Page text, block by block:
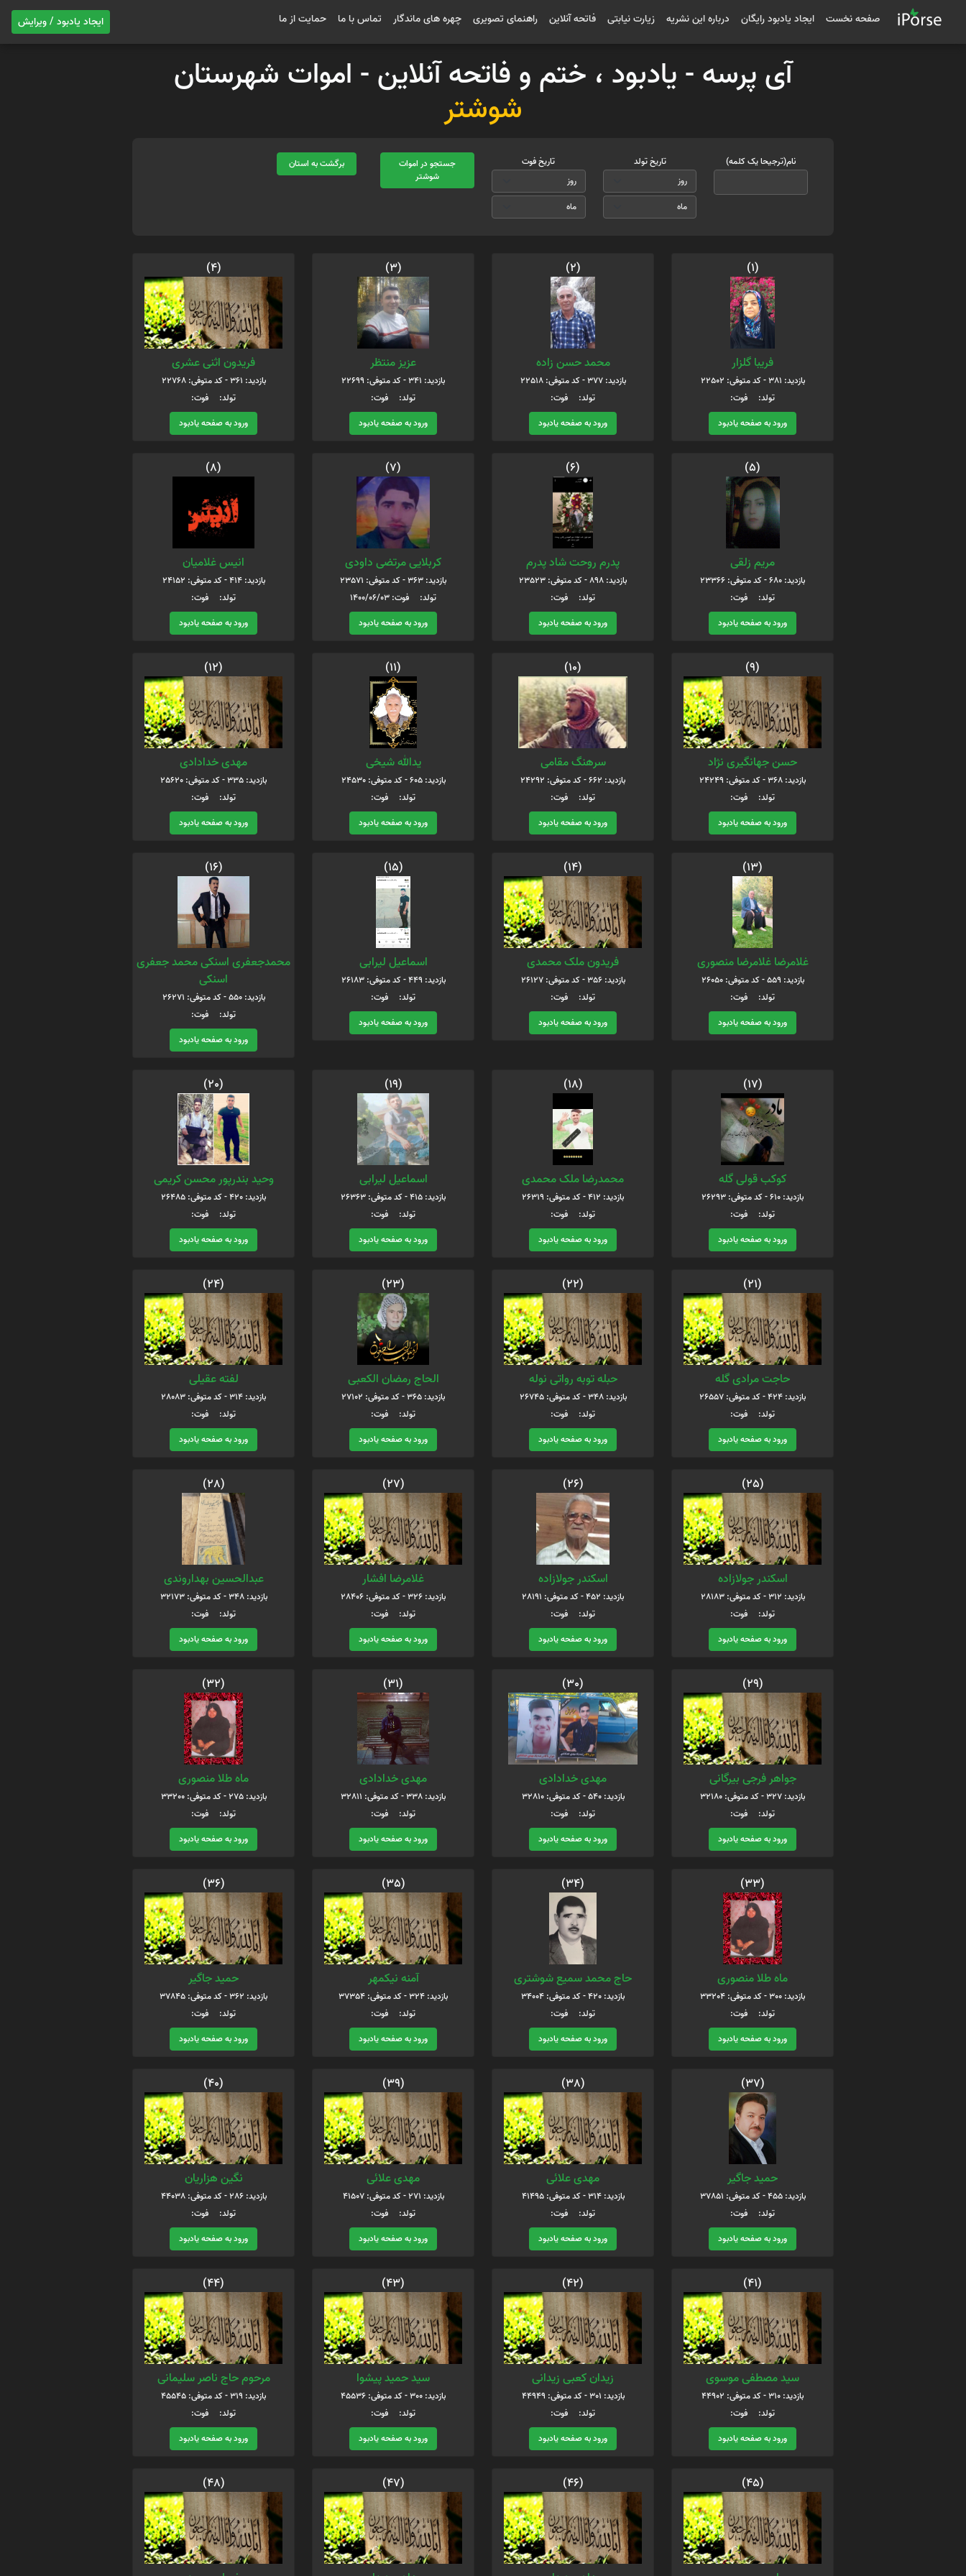
ایجاد یادبود / ویرایش صفحه نخست ایجاد یادبود رایگان درباره این نشریه زیارت نیابتی فاتحه آنلاین راهنمای تصویری چهره های ماندگار تماس با ما حمایت از ما
آی پرسه - یادبود ، ختم و فاتحه آنلاین - اموات شهرستان
شوشتر
نام(ترجیحا یک کلمه) تاریخ تولد تاریخ فوت
جستجو در اموات
شوشتر
برگشت به استان
(1)
فریبا گلزار
بازدید: 381 - کد متوفی: 22502
تولد: فوت:
ورود به صفحه یادبود
(2)
محمد حسن زاده
بازدید: 377 - کد متوفی: 22518
تولد: فوت:
ورود به صفحه یادبود
(3)
عزیز منتظر
بازدید: 341 - کد متوفی: 22699
تولد: فوت:
ورود به صفحه یادبود
(4)
فریدون اثنی عشری
بازدید: 361 - کد متوفی: 22768
تولد: فوت:
ورود به صفحه یادبود
(5)
مریم زلقی
بازدید: 680 - کد متوفی: 23366
تولد: فوت:
ورود به صفحه یادبود
(6)
پدرم روحت شاد پدرم
بازدید: 898 - کد متوفی: 23523
تولد: فوت:
ورود به صفحه یادبود
(7)
کربلایی مرتضی داودی
بازدید: 363 - کد متوفی: 23571
تولد: فوت: 1400/06/03
ورود به صفحه یادبود
(8)
انیس غلامیان
بازدید: 414 - کد متوفی: 24152
تولد: فوت:
ورود به صفحه یادبود
(9)
حسن جهانگیری نژاد
بازدید: 368 - کد متوفی: 24249
تولد: فوت:
ورود به صفحه یادبود
(10)
سرهنگ مقامی
بازدید: 662 - کد متوفی: 24292
تولد: فوت:
ورود به صفحه یادبود
(11)
یدالله شیخی
بازدید: 605 - کد متوفی: 24530
تولد: فوت:
ورود به صفحه یادبود
(12)
مهدی خدادادی
بازدید: 335 - کد متوفی: 25620
تولد: فوت:
ورود به صفحه یادبود
(13)
غلامرضا غلامرضا منصوری
بازدید: 559 - کد متوفی: 26050
تولد: فوت:
ورود به صفحه یادبود
(14)
فریدون ملک محمدی
بازدید: 356 - کد متوفی: 26127
تولد: فوت:
ورود به صفحه یادبود
(15)
اسماعیل لیرابی
بازدید: 449 - کد متوفی: 26183
تولد: فوت:
ورود به صفحه یادبود
(16)
محمدجعفری اسنکی محمد جعفری
اسنکی
بازدید: 550 - کد متوفی: 26271
تولد: فوت:
ورود به صفحه یادبود
(17)
کوکب قولی گله
بازدید: 610 - کد متوفی: 26293
تولد: فوت:
ورود به صفحه یادبود
(18)
محمدرضا ملک محمدی
بازدید: 412 - کد متوفی: 26319
تولد: فوت:
ورود به صفحه یادبود
(19)
اسماعیل لیرابی
بازدید: 415 - کد متوفی: 26363
تولد: فوت:
ورود به صفحه یادبود
(20)
وحید بندرپور محسن کریمی
بازدید: 420 - کد متوفی: 26485
تولد: فوت:
ورود به صفحه یادبود
(21)
حاجت مرادی گله
بازدید: 424 - کد متوفی: 26557
تولد: فوت:
ورود به صفحه یادبود
(22)
حبله توبه رواتی نوله
بازدید: 348 - کد متوفی: 26745
تولد: فوت:
ورود به صفحه یادبود
(23)
الحاج رمضان الکعبی
بازدید: 365 - کد متوفی: 27102
تولد: فوت:
ورود به صفحه یادبود
(24)
لفته عقیلی
بازدید: 314 - کد متوفی: 28083
تولد: فوت:
ورود به صفحه یادبود
(25)
اسکندر جولازاده
بازدید: 312 - کد متوفی: 28183
تولد: فوت:
ورود به صفحه یادبود
(26)
اسکندر جولازاده
بازدید: 452 - کد متوفی: 28191
تولد: فوت:
ورود به صفحه یادبود
(27)
غلامرضا افشار
بازدید: 326 - کد متوفی: 28406
تولد: فوت:
ورود به صفحه یادبود
(28)
عبدالحسین بهداروندی
بازدید: 348 - کد متوفی: 32173
تولد: فوت:
ورود به صفحه یادبود
(29)
جواهر فرجی بیرگانی
بازدید: 327 - کد متوفی: 32180
تولد: فوت:
ورود به صفحه یادبود
(30)
مهدی خدادادی
بازدید: 540 - کد متوفی: 32810
تولد: فوت:
ورود به صفحه یادبود
(31)
مهدی خدادادی
بازدید: 338 - کد متوفی: 32811
تولد: فوت:
ورود به صفحه یادبود
(32)
ماه طلا منصوری
بازدید: 275 - کد متوفی: 33200
تولد: فوت:
ورود به صفحه یادبود
(33)
ماه طلا منصوری
بازدید: 300 - کد متوفی: 33204
تولد: فوت:
ورود به صفحه یادبود
(34)
حاج محمد سمیع شوشتری
بازدید: 420 - کد متوفی: 34004
تولد: فوت:
ورود به صفحه یادبود
(35)
آمنه نیکمهر
بازدید: 324 - کد متوفی: 37354
تولد: فوت:
ورود به صفحه یادبود
(36)
حمید جاگیر
بازدید: 362 - کد متوفی: 37845
تولد: فوت:
ورود به صفحه یادبود
(37)
حمید جاگیر
بازدید: 455 - کد متوفی: 37851
تولد: فوت:
ورود به صفحه یادبود
(38)
مهدی علائی
بازدید: 314 - کد متوفی: 41495
تولد: فوت:
ورود به صفحه یادبود
(39)
مهدی علائی
بازدید: 271 - کد متوفی: 41507
تولد: فوت:
ورود به صفحه یادبود
(40)
نگین هزاریان
بازدید: 286 - کد متوفی: 44038
تولد: فوت:
ورود به صفحه یادبود
(41)
سید مصطفی موسوی
بازدید: 310 - کد متوفی: 44902
تولد: فوت:
ورود به صفحه یادبود
(42)
زیدان کعبی زیدانی
بازدید: 301 - کد متوفی: 44949
تولد: فوت:
ورود به صفحه یادبود
(43)
سید حمید پیشوا
بازدید: 300 - کد متوفی: 45536
تولد: فوت:
ورود به صفحه یادبود
(44)
مرحوم حاج ناصر سلیمانی
بازدید: 319 - کد متوفی: 45545
تولد: فوت:
ورود به صفحه یادبود
(45)
(46)
(47)
(48)